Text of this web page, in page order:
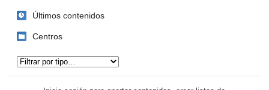
Últimos contenidos
Centros